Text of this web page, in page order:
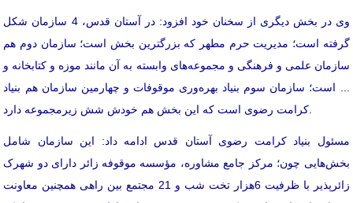
وی در بخش دیگری از سخنان خود افزود: در آستان قدس، 4 سازمان شکل
گرفته است؛ مدیریت حرم مطهر که بزرگترین بخش است؛ سازمان دوم هم
سازمان علمی و فرهنگی و مجموعه‌های وابسته به آن مانند موزه و کتابخانه و
... است؛ سازمان سوم بنیاد بهره‌وری موقوفات و چهارمین سازمان هم بنیاد
مسئول بنیاد کرامت رضوی آستان قدس ادامه داد: این سازمان شامل
بخش‌هایی چون؛ مرکز جامع مشاوره، مؤسسه موقوفه زائر دارای دو شهرک
زائرپذیر با ظرفیت 6هزار تخت شب و 21 مجتمع بین راهی همچنین معاونت